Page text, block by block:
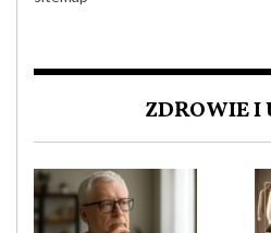
ZDROWIE I